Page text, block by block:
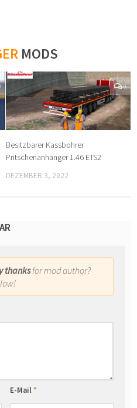
MODS
0
Besitzbarer Kassbohrer
Pritschenanhänger 1.46 ETS2
DEZEMBER 3, 2022
thanksfor mod author?
E-Mail*